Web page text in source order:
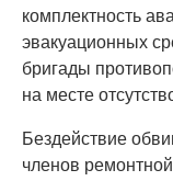
комплектность
эвакуационных
бригады
на месте
Бездействие
членов